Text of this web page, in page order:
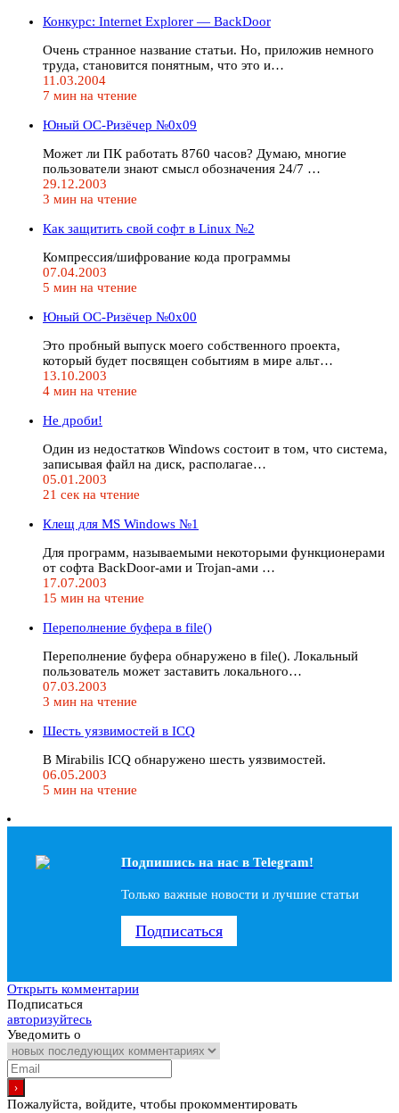
Конкурс: Internet Explorer — BackDoor
Очень странное название статьи. Но, приложив немного
труда, становится понятным, что это и…
11.03.2004
7 мин на чтение
Юный ОС-Ризёчер №0x09
Может ли ПК работать 8760 часов? Думаю, многие
пользователи знают смысл обозначения 24/7 …
29.12.2003
3 мин на чтение
Как защитить свой софт в Linux №2
Компрессия/шифрование кода программы
07.04.2003
5 мин на чтение
Юный ОС-Ризёчер №0x00
Это пробный выпуск моего собственного проекта,
который будет посвящен событиям в мире альт…
13.10.2003
4 мин на чтение
Не дроби!
Один из недостатков Windows состоит в том, что система,
записывая файл на диск, располагае…
05.01.2003
21 сек на чтение
Клещ для MS Windows №1
Для программ, называемыми некоторыми функционерами
от софта BackDoor-ами и Trojan-ами …
17.07.2003
15 мин на чтение
Переполнение буфера в file()
Переполнение буфера обнаружено в file(). Локальный
пользователь может заставить локального…
07.03.2003
3 мин на чтение
Шесть уязвимостей в ICQ
В Mirabilis ICQ обнаружено шесть уязвимостей.
06.05.2003
5 мин на чтение
Подпишись на наc в Telegram!
Только важные новости и лучшие статьи
Подписаться
Открыть комментарии
Подписаться
авторизуйтесь
Уведомить о
Пожалуйста, войдите, чтобы прокомментировать